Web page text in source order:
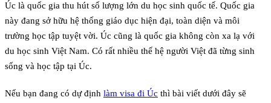
Úc là quốc gia thu hút số lượng lớn du học sinh quốc tế. Quốc gia
này đang sở hữu hệ thống giáo dục hiện đại, toàn diện và môi
trường học tập tuyệt vời. Úc cũng là quốc gia không còn xa lạ với
du học sinh Việt Nam. Có rất nhiều thế hệ người Việt đã từng sinh
sống và học tập tại Úc.
Nếu bạn đang có dự định làm visa đi Úc thì bài viết dưới đây sẽ